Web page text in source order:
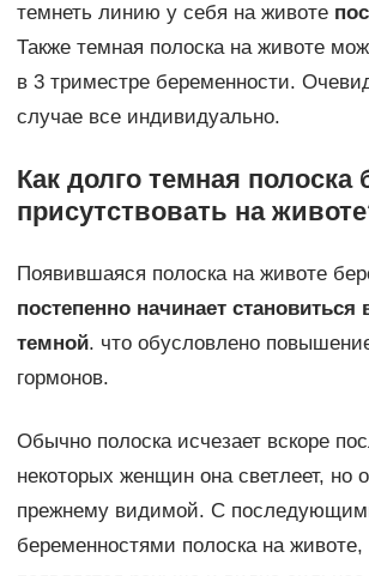
темнеть линию у себя на животе
Также темная полоска на животе
в 3 триместре беременности.
случае все индивидуально.
Как долго темная полоска
присутствовать на
Появившаяся полоска на животе
постепенно начинает становиться
темной. что обусловлено
гормонов.
Обычно полоска исчезает вскоре
некоторых женщин она светлеет, но
прежнему видимой. С
беременностями полоска на животе,